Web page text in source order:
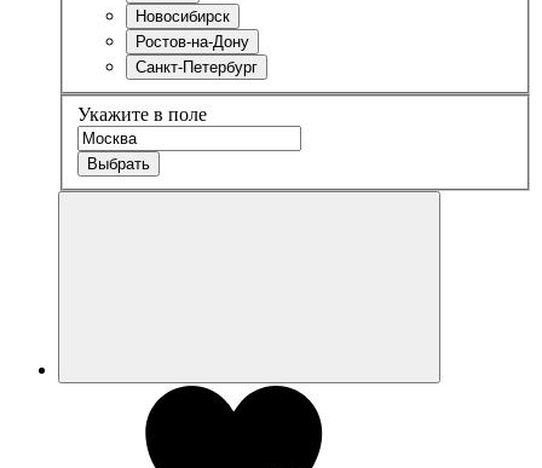
Новосибирск
Ростов-на-Дону
Санкт-Петербург
Укажите в поле
Выбрать